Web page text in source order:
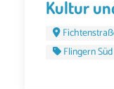
Kultur
Flingern Süd